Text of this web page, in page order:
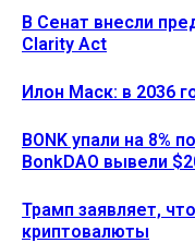
В Сенат внесли
Clarity Act
Илон Маск: в 2036
BONK упали на 8%
BonkDAO вывели
Трамп заявляет,
криптовалюты